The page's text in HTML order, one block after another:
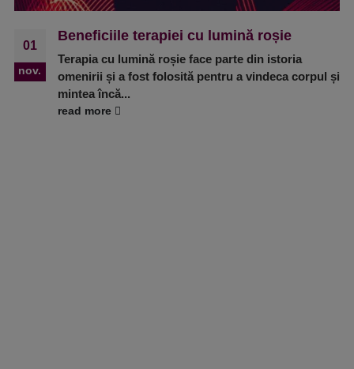
01
nov.
Beneficiile terapiei cu lumină roșie
Terapia cu lumină roșie face parte din istoria
omenirii și a fost folosită pentru a vindeca corpul și
mintea încă...
read more